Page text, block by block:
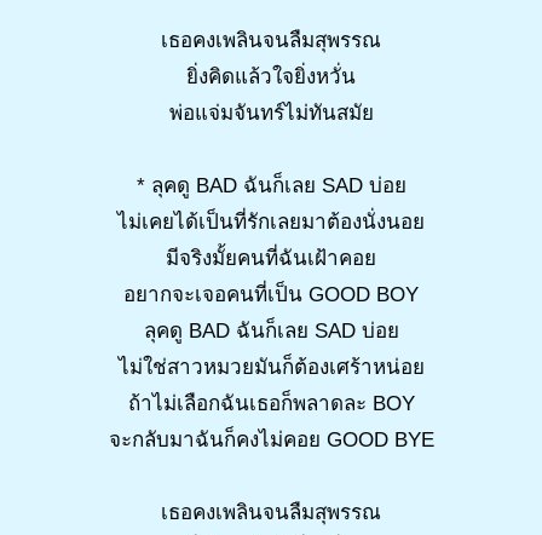
เธอคงเพลินจนลืมสุพรรณ
ยิ่งคิดแล้วใจยิ่งหวั่น
พ่อแจ่มจันทร์ไม่ทันสมัย
* ลุคดู BAD ฉันก็เลย SAD บ่อย
ไม่เคยได้เป็นที่รักเลยมาต้องนั่งนอย
มีจริงมั้ยคนที่ฉันเฝ้าคอย
อยากจะเจอคนที่เป็น GOOD BOY
ลุคดู BAD ฉันก็เลย SAD บ่อย
ไม่ใช่สาวหมวยมันก็ต้องเศร้าหน่อย
ถ้าไม่เลือกฉันเธอก็พลาดละ BOY
จะกลับมาฉันก็คงไม่คอย GOOD BYE
เธอคงเพลินจนลืมสุพรรณ